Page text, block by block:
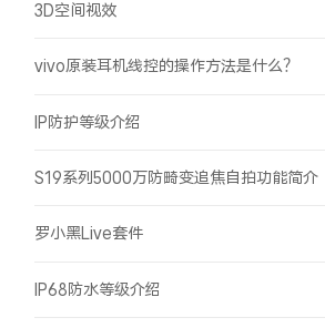
3D空间视效
vivo原装耳机线控的操作方法是什么？
IP防护等级介绍
S19系列5000万防畸变追焦自拍功能简介
罗小黑Live套件
IP68防水等级介绍